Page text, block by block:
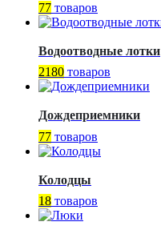
77 товаров
Водоотводные лотки
2180 товаров
Дождеприемники
77 товаров
Колодцы
18 товаров